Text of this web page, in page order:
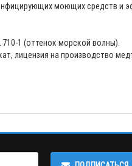
моющих средств и
710-1 (оттенок морской волны).
лицензия на производство